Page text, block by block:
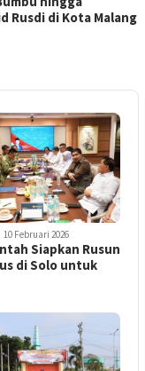
Rusdi di Kota Malang
10 Februari 2026
Siapkan Rusun
di Solo untuk